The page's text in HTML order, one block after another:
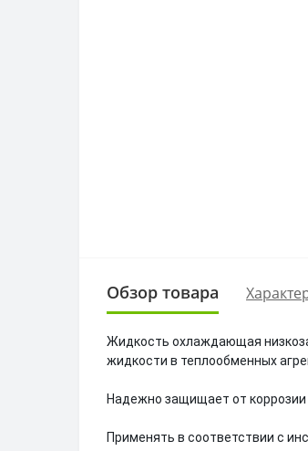
Обзор товара
Жидкость охлаждающая
жидкости в теплообменных
Надежно защищает от
Применять в соответствии с